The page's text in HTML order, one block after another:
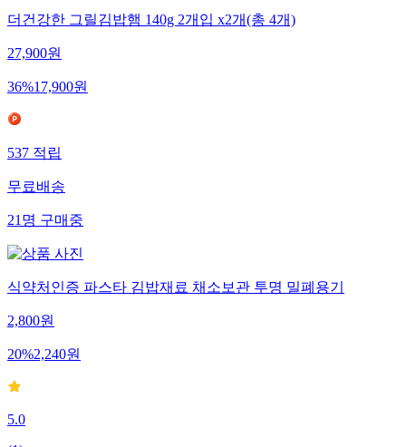
더건강한 그릴김밥햄 140g 2개입 x2개(총 4개)
27,900원
36%17,900원
537적립
무료배송
21명구매중
식약처인증 파스타 김밥재료 채소보관 투명 밀폐용기
2,800원
20%2,240원
5.0